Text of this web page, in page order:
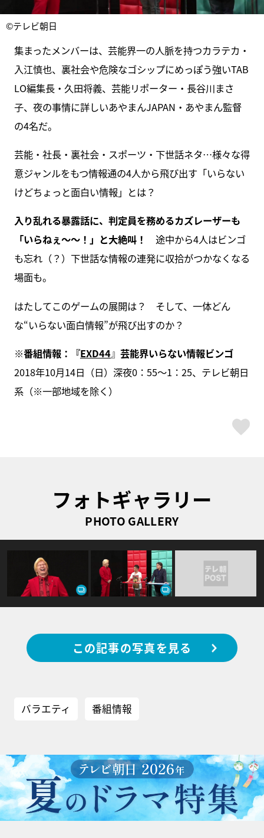
©テレビ朝日
集まったメンバーは、芸能界一の人脈を持つカラテカ・
入江慎也、裏社会や危険なゴシップにめっぽう強いTAB
LO編集長・久田将義、芸能リポーター・長谷川まさ
子、夜の事情に詳しいあやまんJAPAN・あやまん監督
の4名だ。
芸能・社長・裏社会・スポーツ・下世話ネタ…様々な得
意ジャンルをもつ情報通の4人から飛び出す「いらない
けどちょっと面白い情報」とは？
入り乱れる暴露話に、判定員を務めるカズレーザーも
「いらねぇ～～！」と大絶叫！
途中から4人はビンゴ
も忘れ（？）下世話な情報の連発に収拾がつかなくなる
場面も。
はたしてこのゲームの展開は？ そして、一体どん
な“いらない面白情報”が飛び出すのか？
※番組情報：『EXD44』 芸能界いらない情報ビンゴ
2018年10月14日（日）深夜0：55〜1：25、テレビ朝日
系（※一部地域を除く）
フォトギャラリー
PHOTO GALLERY
この記事の写真を見る
バラエティ 番組情報